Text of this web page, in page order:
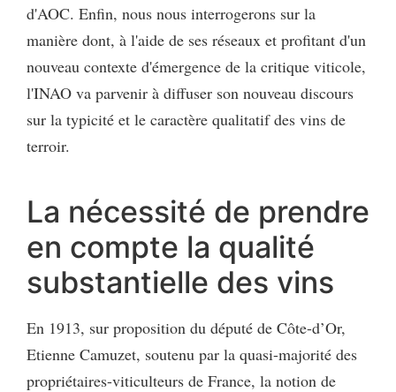
d'AOC. Enfin, nous nous interrogerons sur la
manière dont, à l'aide de ses réseaux et profitant d'un
nouveau contexte d'émergence de la critique viticole,
l'INAO va parvenir à diffuser son nouveau discours
sur la typicité et le caractère qualitatif des vins de
terroir.
La nécessité de prendre
en compte la qualité
substantielle des vins
En 1913, sur proposition du député de Côte-d’Or,
Etienne Camuzet, soutenu par la quasi-majorité des
propriétaires-viticulteurs de France, la notion de